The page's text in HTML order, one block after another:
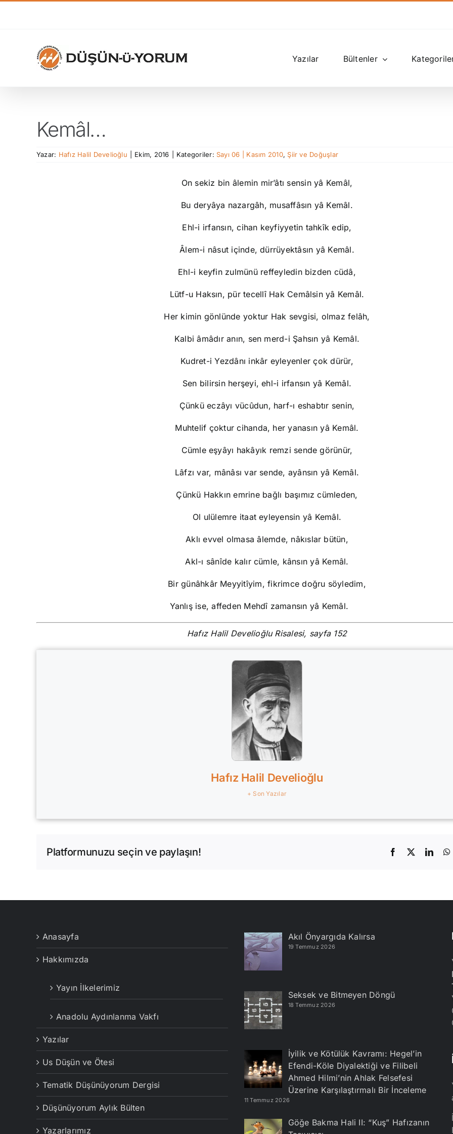
Yazılar Bültenler
Kemâl…
Yazar: Hafız Halil Develioğlu Ekim, 2016 Kategoriler: Sayı 06 | Kasım 2010, Şiir ve Doğuşlar
On sekiz bin âlemin mir’âtı sensin yâ Kemâl,
Bu deryâya nazargâh, musaffâsın yâ Kemâl.
Ehl-i irfansın, cihan keyfiyyetin tahkîk edip,
Âlem-i nâsut içinde, dürrüyektâsın yâ Kemâl.
Ehl-i keyfin zulmünü reffeyledin bizden cüdâ,
Lütf-u Haksın, pür tecellî Hak Cemâlsin yâ Kemâl.
Her kimin gönlünde yoktur Hak sevgisi, olmaz felâh,
Kalbi âmâdır anın, sen merd-i Şahsın yâ Kemâl.
Kudret-i Yezdânı inkâr eyleyenler çok dürür,
Sen bilirsin herşeyi, ehl-i irfansın yâ Kemâl.
Çünkü eczâyı vücûdun, harf-ı eshabtır senin,
Muhtelif çoktur cihanda, her yanasın yâ Kemâl.
Cümle eşyâyı hakâyık remzi sende görünür,
Lâfzı var, mânâsı var sende, ayânsın yâ Kemâl.
Çünkü Hakkın emrine bağlı başımız cümleden,
Ol ulülemre itaat eyleyensin yâ Kemâl.
Aklı evvel olmasa âlemde, nâkıslar bütün,
Akl-ı sânîde kalır cümle, kânsın yâ Kemâl.
Bir günâhkâr Meyyitîyim, fikrimce doğru söyledim,
Yanlış ise, affeden Mehdî zamansın yâ Kemâl.
Hafız Halil Develioğlu Risalesi, sayfa 152
Hafız Halil Develioğlu
+ Son Yazılar
Platformunuzu seçin ve paylaşın! Facebook
Anasayfa
Hakkımızda
Yayın İlkelerimiz
Anadolu Aydınlanma Vakfı
Yazılar
Us Düşün ve Ötesi
Tematik Düşünüyorum Dergisi
Düşünüyorum Aylık Bülten
Yazarlarımız
Akıl Önyargıda Kalırsa
19 Temmuz 2026
Seksek ve Bitmeyen Döngü
18 Temmuz 2026
İyilik ve Kötülük Kavramı: Hegel’in
Efendi-Köle Diyalektiği ve Filibeli
Ahmed Hilmi’nin Ahlak Felsefesi
Üzerine Karşılaştırmalı Bir İnceleme
11 Temmuz 2026
Göğe Bakma Hali II: “Kuş” Hafızanın